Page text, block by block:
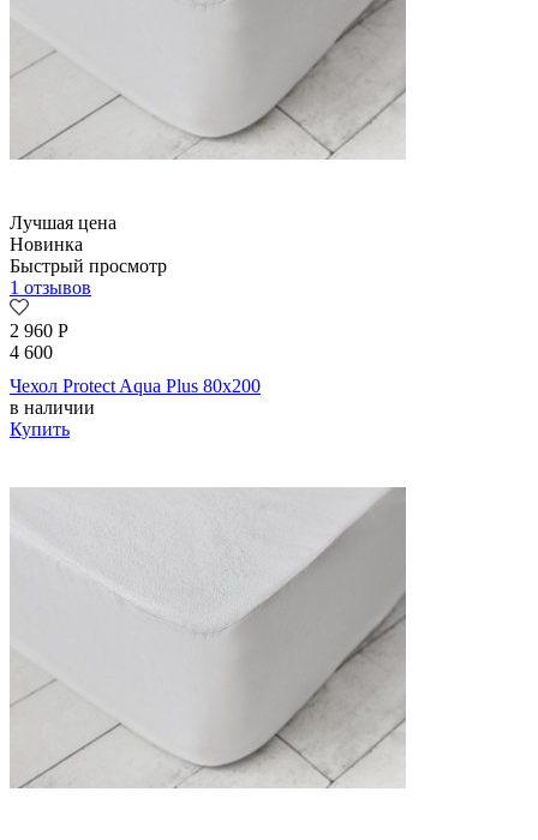
Лучшая цена
Новинка
Быстрый просмотр
1 отзывов
2 960 Р
4 600
Чехол Protect Aqua Plus 80х200
в наличии
Купить